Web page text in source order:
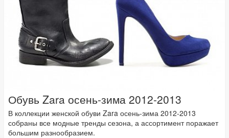
Обувь Zara осень-зима 2012-2013
В коллекции женской обуви Zara осень-зима 2012-2013
собраны все модные тренды сезона, а ассортимент поражает
большим разнообразием.